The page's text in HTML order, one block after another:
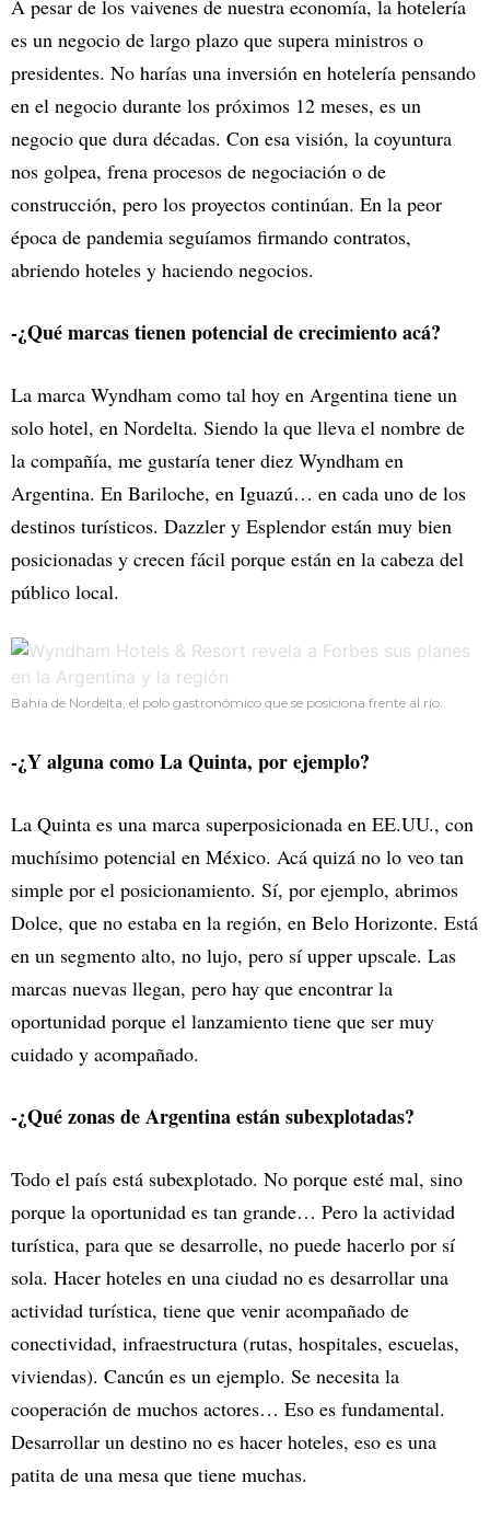
A pesar de los vaivenes de nuestra economía, la hotelería
es un negocio de largo plazo que supera ministros o
presidentes. No harías una inversión en hotelería pensando
en el negocio durante los próximos 12 meses, es un
negocio que dura décadas. Con esa visión, la coyuntura
nos golpea, frena procesos de negociación o de
construcción, pero los proyectos continúan. En la peor
época de pandemia seguíamos firmando contratos,
abriendo hoteles y haciendo negocios.
-¿Qué marcas tienen potencial de crecimiento acá?
La marca Wyndham como tal hoy en Argentina tiene un
solo hotel, en Nordelta. Siendo la que lleva el nombre de
la compañía, me gustaría tener diez Wyndham en
Argentina. En Bariloche, en Iguazú… en cada uno de los
destinos turísticos. Dazzler y Esplendor están muy bien
posicionadas y crecen fácil porque están en la cabeza del
público local.
Bahía de Nordelta, el polo gastronómico que se posiciona frente al río.
-¿Y alguna como La Quinta, por ejemplo?
La Quinta es una marca superposicionada en EE.UU., con
muchísimo potencial en México. Acá quizá no lo veo tan
simple por el posicionamiento. Sí, por ejemplo, abrimos
Dolce, que no estaba en la región, en Belo Horizonte. Está
en un segmento alto, no lujo, pero sí upper upscale. Las
marcas nuevas llegan, pero hay que encontrar la
oportunidad porque el lanzamiento tiene que ser muy
cuidado y acompañado.
-¿Qué zonas de Argentina están subexplotadas?
Todo el país está subexplotado. No porque esté mal, sino
porque la oportunidad es tan grande… Pero la actividad
turística, para que se desarrolle, no puede hacerlo por sí
sola. Hacer hoteles en una ciudad no es desarrollar una
actividad turística, tiene que venir acompañado de
conectividad, infraestructura (rutas, hospitales, escuelas,
viviendas). Cancún es un ejemplo. Se necesita la
cooperación de muchos actores… Eso es fundamental.
Desarrollar un destino no es hacer hoteles, eso es una
patita de una mesa que tiene muchas.